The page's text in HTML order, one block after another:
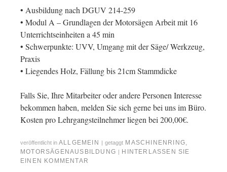
• Ausbildung nach DGUV 214-259
• Modul A – Grundlagen der Motorsägen Arbeit mit 16
Unterrichtseinheiten a 45 min
• Schwerpunkte: UVV, Umgang mit der Säge/ Werkzeug,
Praxis
• Liegendes Holz, Fällung bis 21cm Stammdicke
Falls Sie, Ihre Mitarbeiter oder andere Personen Interesse
bekommen haben, melden Sie sich gerne bei uns im Büro.
Kosten pro Lehrgangsteilnehmer liegen bei 200,00€.
veröffentlicht in ALLGEMEIN getaggt MASCHINENRING,
MOTORSÄGENAUSBILDUNG
HINTERLASSEN SIE
EINEN KOMMENTAR